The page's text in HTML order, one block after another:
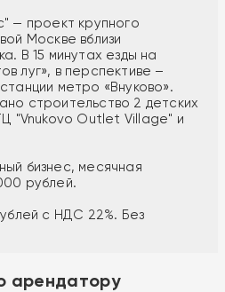
— проект крупного
Москве вблизи
В 15 минутах езды на
луг», в перспективе –
метро «Внуково».
строительство 2 детских
"Vnukovo Outlet Village" и
бизнес, месячная
рублей.
с НДС 22%. Без
арендатору